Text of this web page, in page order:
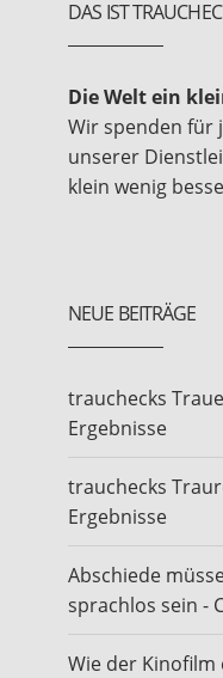
DAS IST
Die Welt ein
Wir spenden für
unserer
klein wenig
NEUE BEITRÄGE
trauchecks
Ergebnisse
trauchecks
Ergebnisse
Abschiede
sprachlos sein -
Wie der Kinofilm